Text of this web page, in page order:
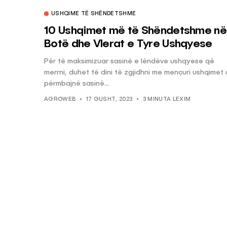
USHQIME TË SHËNDETSHME
10 Ushqimet më të Shëndetshme në
Botë dhe Vlerat e Tyre Ushqyese
Për të maksimizuar sasinë e lëndëve ushqyese që
merrni, duhet të dini të zgjidhni me mençuri ushqimet
përmbajnë sasinë...
AGROWEB 17 GUSHT, 2023 3 MINUTA LEXIM